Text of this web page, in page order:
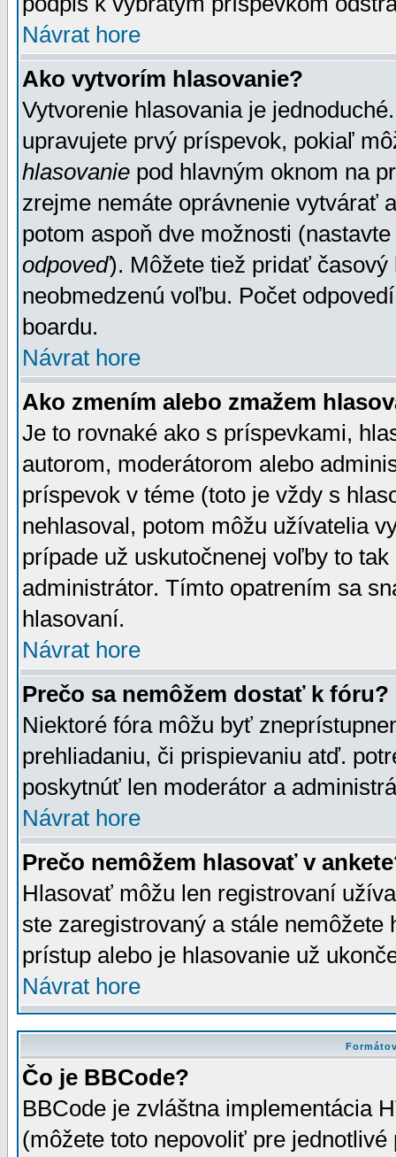
Návrat hore
Ako vytvorím hlasovanie?
Vytvorenie hlasovania je
upravujete prvý príspevok, pokiaľ
hlasovanie pod hlavným oknom na
zrejme nemáte oprávnenie vytvárať
potom aspoň dve možnosti
odpoveď). Môžete tiež pridať
neobmedzenú voľbu. Počet
boardu.
Návrat hore
Ako zmením alebo zmažem
Je to rovnaké ako s príspevkami,
autorom, moderátorom alebo
príspevok v téme (toto je vždy s
nehlasoval, potom môžu užívatelia
prípade už uskutočnenej voľby to
administrátor. Tímto opatrením sa
hlasovaní.
Návrat hore
Prečo sa nemôžem dostať k fóru?
Niektoré fóra môžu byť
prehliadaniu, či prispievaniu atď.
poskytnúť len moderátor a
Návrat hore
Prečo nemôžem hlasovať v
Hlasovať môžu len registrovaní
ste zaregistrovaný a stále
prístup alebo je hlasovanie už
Návrat hore
Čo je BBCode?
BBCode je zvláštna implementácia
(môžete toto nepovoliť pre